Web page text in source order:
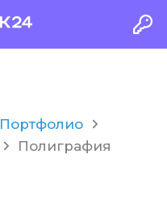
Портфолио
Полиграфия